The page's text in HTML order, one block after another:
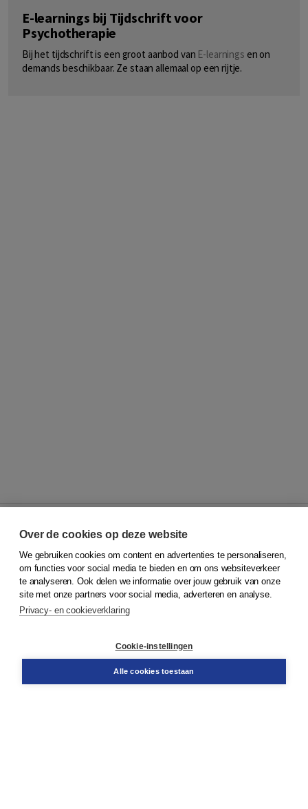
E-learnings bij Tijdschrift voor
Psychotherapie
Bij het tijdschrift is een groot aanbod van E-learnings en on
demands beschikbaar. Ze staan allemaal op een rijtje.
© 2026Koninklijke Boom uitgevers
Klantenservice
Service & informatie
Contact
Over de cookies op deze website
We gebruiken cookies om content en advertenties te personaliseren,
om functies voor social media te bieden en om ons websiteverkeer
te analyseren. Ook delen we informatie over jouw gebruik van onze
site met onze partners voor social media, adverteren en analyse.
Privacy- en cookieverklaring
Cookie-instellingen
Alle cookies toestaan